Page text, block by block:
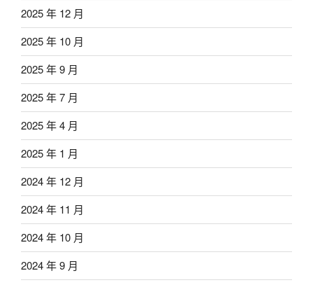
2025 年 12 月
2025 年 10 月
2025 年 9 月
2025 年 7 月
2025 年 4 月
2025 年 1 月
2024 年 12 月
2024 年 11 月
2024 年 10 月
2024 年 9 月